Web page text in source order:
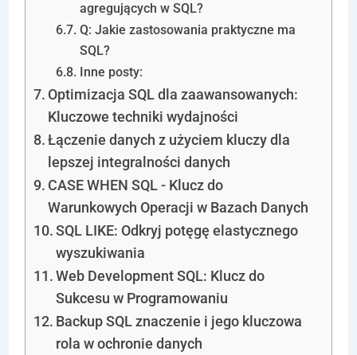
agregujących w SQL?
Q: Jakie zastosowania praktyczne ma
SQL?
Inne posty:
Optimizacja SQL dla zaawansowanych:
Kluczowe techniki wydajności
Łączenie danych z użyciem kluczy dla
lepszej integralności danych
CASE WHEN SQL - Klucz do
Warunkowych Operacji w Bazach Danych
SQL LIKE: Odkryj potęgę elastycznego
wyszukiwania
Web Development SQL: Klucz do
Sukcesu w Programowaniu
Backup SQL znaczenie i jego kluczowa
rola w ochronie danych